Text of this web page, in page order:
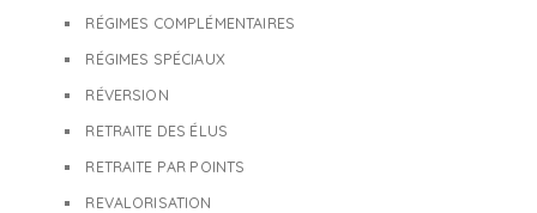
RÉGIMES COMPLÉMENTAIRES
RÉGIMES SPÉCIAUX
RÉVERSION
RETRAITE DES ÉLUS
RETRAITE PAR POINTS
REVALORISATION